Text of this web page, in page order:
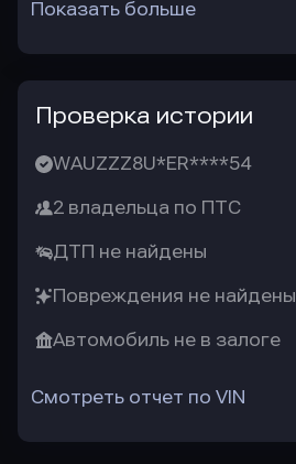
Показать больше
Проверка истории
WAUZZZ8U*ER****54
2 владельца по ПТС
ДТП не найдены
Повреждения не найдены
Автомобиль не в залоге
Смотреть отчет по VIN